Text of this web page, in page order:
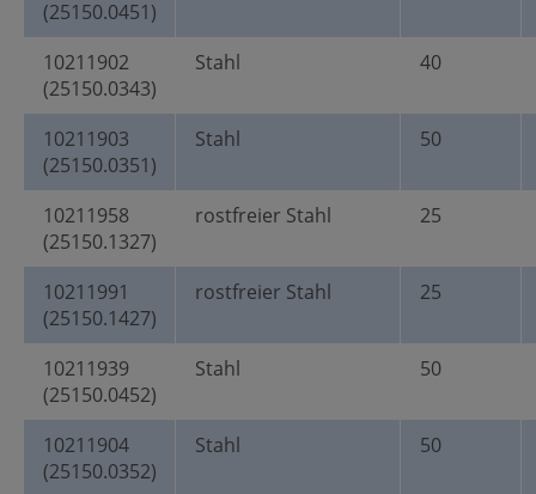
(25150.0451)
10211902
(25150.0343)
Stahl 40
10211903
(25150.0351)
Stahl 50
10211958
(25150.1327)
rostfreier Stahl 25
10211991
(25150.1427)
rostfreier Stahl 25
10211939
(25150.0452)
Stahl 50
10211904
(25150.0352)
Stahl 50